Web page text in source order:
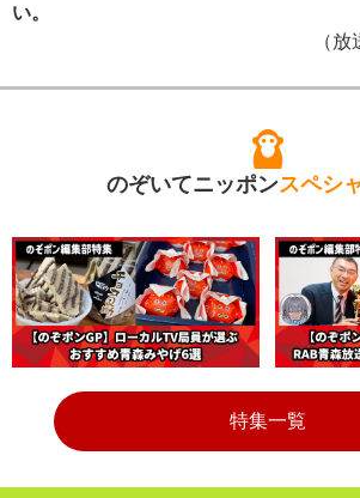
い。
（
のぞいてニッポンスペシ
特集一覧